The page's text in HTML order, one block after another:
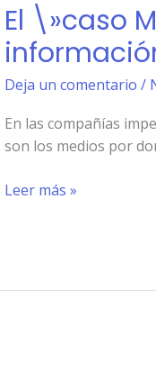
El \»caso
Deja un comentario /
En las compañías
son los medios por
Manning\»
reavivó
la
polémica:
evitar
el
de
una
Leer más »